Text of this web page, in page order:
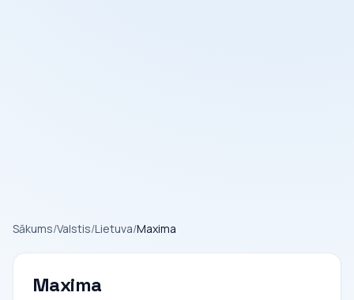
Sākums/Valstis/Lietuva/Maxima
Maxima